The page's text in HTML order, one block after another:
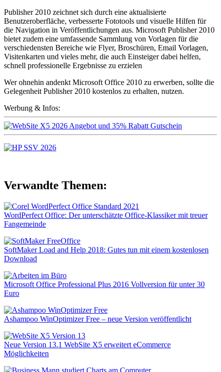
Publisher 2010 zeichnet sich durch eine aktualisierte
Benutzeroberfläche, verbesserte Fototools und visuelle Hilfen für
die Navigation in Veröffentlichungen aus. Microsoft Publisher 2010
bietet zudem eine umfassende Sammlung von Vorlagen für die
verschiedensten Bereiche wie Flyer, Broschüren, Email Vorlagen,
Visitenkarten und vieles mehr, die auch Einsteiger dabei helfen,
schnell professionelle Ergebnisse zu erzielen
Wer ohnehin andenkt Microsoft Office 2010 zu erwerben, sollte die
Gelegenheit Publisher 2010 kostenlos zu erhalten, nutzen.
Werbung & Infos:
Verwandte Themen:
WordPerfect Office: Der unterschätzte Office-Klassiker mit treuer
Fangemeinde
SoftMaker Load and Help 2018: Gutes tun mit einem kostenlosen
Download
Microsoft Office Professional Plus 2016 Vollversion für unter 30
Euro
Ashampoo WinOptimizer Free – neue Version veröffentlicht
Neue Version 13.1 WebSite X5 erweitert eCommerce
Möglichkeiten